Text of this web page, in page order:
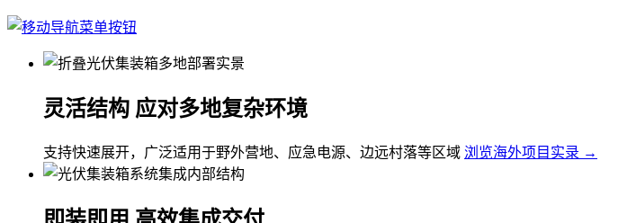
灵活结构 应对多地复杂环境
支持快速展开，广泛适用于野外营地、应急电源、边远村落等区域 浏览海外项目实录 →